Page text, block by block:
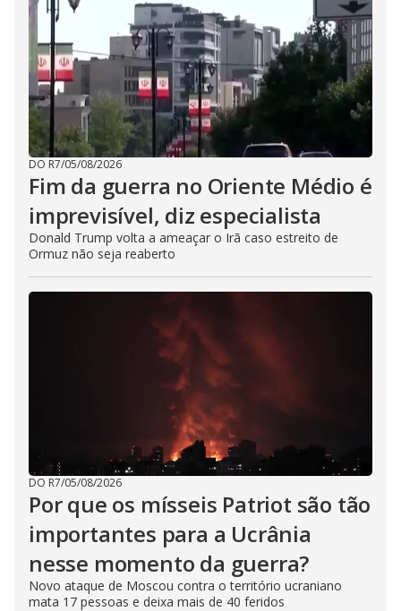
DO R7/05/08/2026
Fim da guerra no Oriente Médio é
imprevisível, diz especialista
Donald Trump volta a ameaçar o Irã caso estreito de
Ormuz não seja reaberto
DO R7/05/08/2026
Por que os mísseis Patriot são tão
importantes para a Ucrânia
nesse momento da guerra?
Novo ataque de Moscou contra o território ucraniano
mata 17 pessoas e deixa mais de 40 feridos